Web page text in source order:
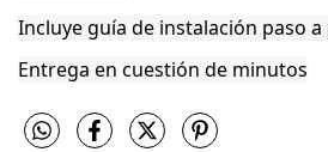
Incluye guía de instalación paso a
Entrega en cuestión de minutos